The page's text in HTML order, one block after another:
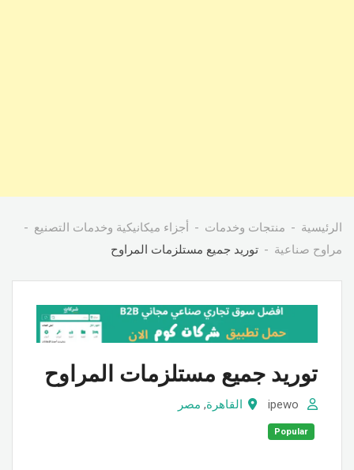
الرئيسية منتجات وخدمات
أجزاء ميكانيكية وخدمات التصنيع
مراوح صناعية
توريد جميع مستلزمات المراوح
توريد جميع مستلزمات المراوح
القاهرة, مصر
Popular